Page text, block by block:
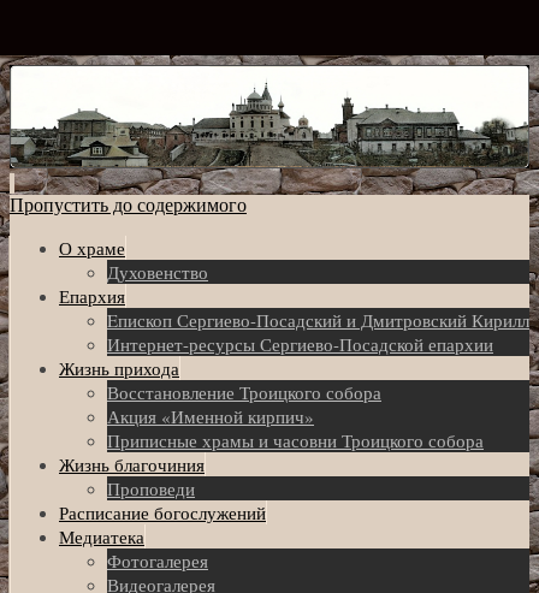
Пропустить до содержимого
О храме
Духовенство
Епархия
Eпископ Сергиево-Посадский и Дмитровский Кирилл
Интернет-ресурсы Сергиево-Посадской епархии
Жизнь прихода
Восстановление Троицкого собора
Акция «Именной кирпич»
Приписные храмы и часовни Троицкого собора
Жизнь благочиния
Проповеди
Расписание богослужений
Медиатека
Фотогалерея
Видеогалерея